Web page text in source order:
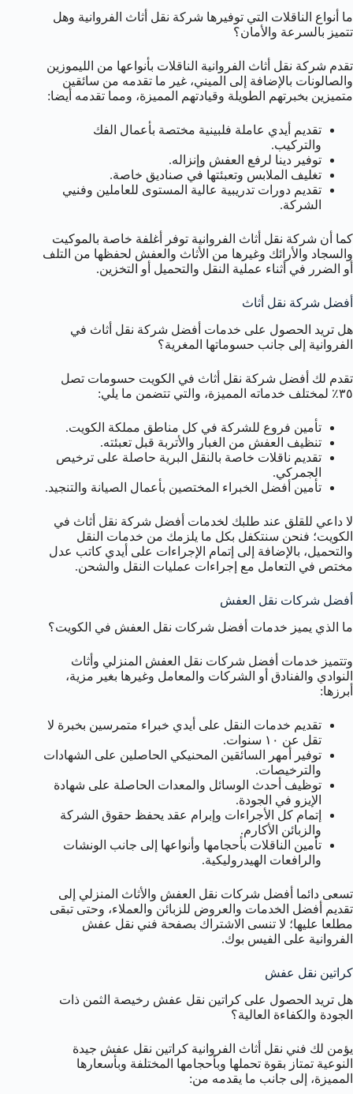
ما أنواع الناقلات التي توفيرها شركة نقل أثاث الفروانية وهل
تتميز بالسرعة والأمان؟
تقدم شركة نقل أثاث الفروانية الناقلات بأنواعها من الليموزين
والصالونات بالإضافة إلى الميني، غير ما تقدمه من سائقين
متميزين بخبرتهم الطويلة وقيادتهم المميزة، ومما تقدمه أيضا:
تقديم أيدي عاملة فلبينية مختصة بأعمال الفك
والتركيب.
توفير دينا لرفع العفش وإنزاله.
تغليف الملابس وتعبئتها في صناديق خاصة.
تقديم دورات تدريبية عالية المستوى للعاملين وفنيي
الشركة.
كما أن شركة نقل أثاث الفروانية توفر أغلفة خاصة بالموكيت
والسجاد والأرائك وغيرها من الأثاث والعفش لحفظها من التلف
أو الضرر في أثناء عملية النقل والتحميل أو التخزين.
أفضل شركة نقل أثاث
هل تريد الحصول على خدمات أفضل شركة نقل أثاث في
الفروانية إلى جانب حسوماتها المغرية؟
تقدم لك أفضل شركة نقل أثاث في الكويت حسومات تصل
٣٥٪ لمختلف خدماته المميزة، والتي تتضمن ما يلي:
تأمين فروع للشركة في كل مناطق مملكة الكويت.
تنظيف العفش من الغبار والأتربة قبل تعبئته.
تقديم ناقلات خاصة بالنقل البرية حاصلة على ترخيص
الجمركي.
تأمين أفضل الخبراء المختصين بأعمال الصيانة والتنجيد.
لا داعي للقلق عند طلبك لخدمات أفضل شركة نقل أثاث في
الكويت؛ فنحن سنتكفل بكل ما يلزمك من خدمات النقل
والتحميل، بالإضافة إلى إتمام الإجراءات على أيدي كاتب عدل
مختص في التعامل مع إجراءات عمليات النقل والشحن.
أفضل شركات نقل العفش
ما الذي يميز خدمات أفضل شركات نقل العفش في الكويت؟
وتتميز خدمات أفضل شركات نقل العفش المنزلي وأثاث
النوادي والفنادق أو الشركات والمعامل وغيرها بغير مزية،
أبرزها:
تقديم خدمات النقل على أيدي خبراء متمرسين بخبرة لا
تقل عن ١٠ سنوات.
توفير أمهر السائقين المحنيكي الحاصلين على الشهادات
والترخيصات.
توظيف أحدث الوسائل والمعدات الحاصلة على شهادة
الإيزو في الجودة.
إتمام كل الأجراءات وإبرام عقد يحفظ حقوق الشركة
والزبائن الأكارم.
تأمين الناقلات بأحجامها وأنواعها إلى جانب الونشات
والرافعات الهيدروليكية.
تسعى دائما أفضل شركات نقل العفش والأثاث المنزلي إلى
تقديم أفضل الخدمات والعروض للزبائن والعملاء، وحتى تبقى
مطلعا عليها؛ لا تنسى الاشتراك بصفحة فني نقل عفش
الفروانية على الفيس بوك.
كراتين نقل عفش
هل تريد الحصول على كراتين نقل عفش رخيصة الثمن ذات
الجودة والكفاءة العالية؟
يؤمن لك فني نقل أثاث الفروانية كراتين نقل عفش جيدة
النوعية تمتاز بقوة تحملها وبأحجامها المختلفة وبأسعارها
المميزة، إلى جانب ما يقدمه من: